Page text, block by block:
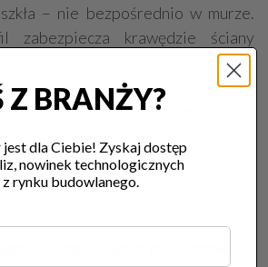
– nie bezpośrednio w murze.
zabezpiecza krawędzie ściany
spękaniom i uszkodzeniom.
Glass inwestor cieszyć się będzie
rozwiązaniem w swoim
i odbić światła. Inne w odbiorze
słońca, inne w sztucznym
udogodnienia montażowe
Z BRANŻY?
jest dla Ciebie! Zyskaj dostęp
nowinek technologicznych
rynku budowlanego.